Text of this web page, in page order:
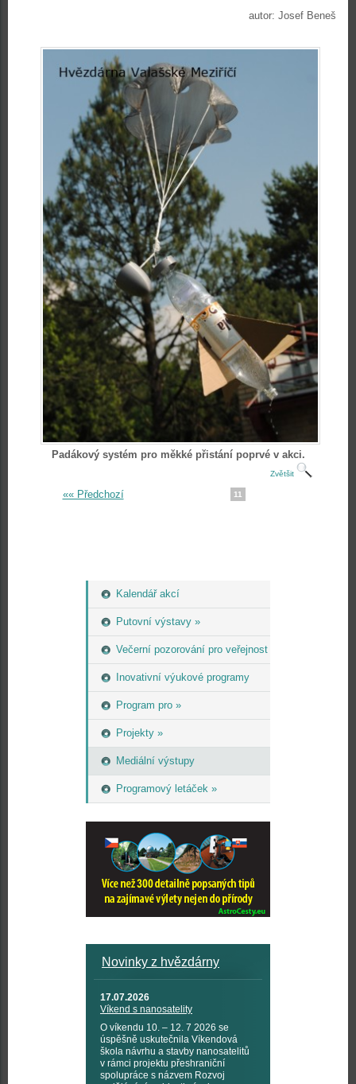
Kalendář akcí
Putovní výstavy »
Večerní pozorování pro veřejnost
Inovativní výukové programy
Program pro »
Projekty »
Mediální výstupy
Programový letáček »
Novinky z hvězdárny
17.07.2026
Víkend s nanosatelity
O víkendu 10. – 12. 7 2026 se
úspěšně uskutečnila Víkendová
škola návrhu a stavby nanosatelitů
v rámci projektu přeshraniční
spolupráce s názvem Rozvoj
autor: Josef Beneš
Padákový systém pro měkké přistání poprvé v akci.
Zvětšit
«« Předchozí 11